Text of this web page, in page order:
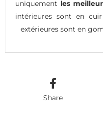
uniquement les
intérieures sont en
extérieures sont en
Share